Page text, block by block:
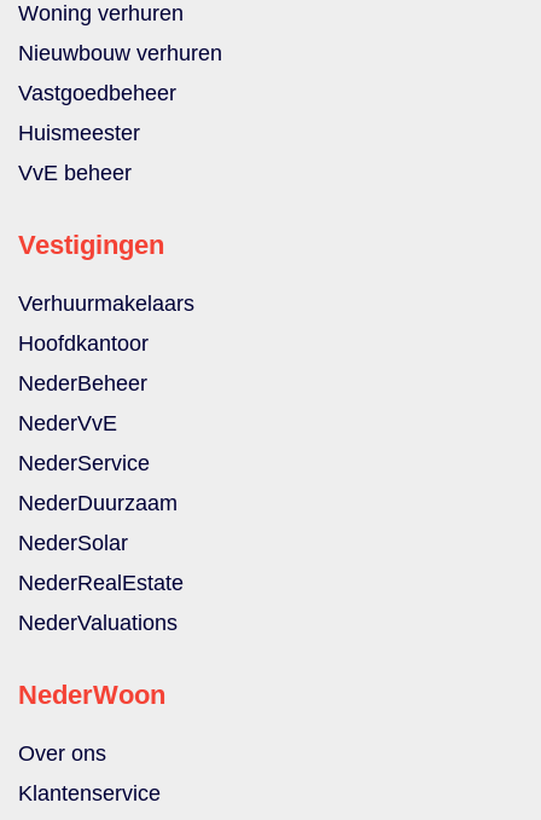
Woning verhuren
Nieuwbouw verhuren
Vastgoedbeheer
Huismeester
VvE beheer
Vestigingen
Verhuurmakelaars
Hoofdkantoor
NederBeheer
NederVvE
NederService
NederDuurzaam
NederSolar
NederRealEstate
NederValuations
NederWoon
Over ons
Klantenservice